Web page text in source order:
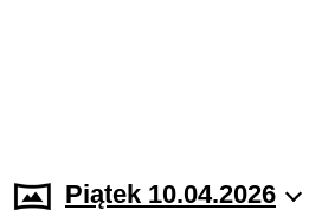
Piątek 10.04.2026